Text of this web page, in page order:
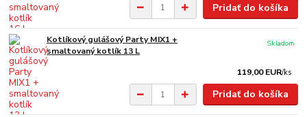
Pridať do košíka
Kotlíkový gulášový Party MIX1 +
smaltovaný kotlík 13 L
119,00 EUR/ks
Skladom
Pridať do košíka